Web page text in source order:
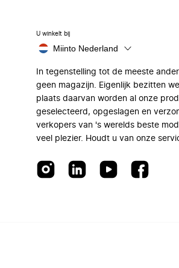
U winkelt bij
Miinto Nederland
In tegenstelling tot de meeste
geen magazijn. Eigenlijk bezitten
plaats daarvan worden al onze
geselecteerd, opgeslagen en
verkopers van 's werelds beste
veel plezier. Houdt u van onze